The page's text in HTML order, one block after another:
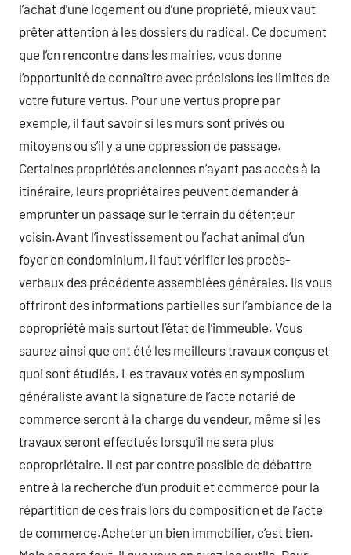
l’achat d’une logement ou d’une propriété, mieux vaut
prêter attention à les dossiers du radical. Ce document
que l’on rencontre dans les mairies, vous donne
l’opportunité de connaître avec précisions les limites de
votre future vertus. Pour une vertus propre par
exemple, il faut savoir si les murs sont privés ou
mitoyens ou s’il y a une oppression de passage.
Certaines propriétés anciennes n’ayant pas accès à la
itinéraire, leurs propriétaires peuvent demander à
emprunter un passage sur le terrain du détenteur
voisin.Avant l’investissement ou l’achat animal d’un
foyer en condominium, il faut vérifier les procès-
verbaux des précédente assemblées générales. Ils vous
offriront des informations partielles sur l’ambiance de la
copropriété mais surtout l’état de l’immeuble. Vous
saurez ainsi que ont été les meilleurs travaux conçus et
quoi sont étudiés. Les travaux votés en symposium
généraliste avant la signature de l’acte notarié de
commerce seront à la charge du vendeur, même si les
travaux seront effectués lorsqu’il ne sera plus
copropriétaire. Il est par contre possible de débattre
entre à la recherche d’un produit et commerce pour la
répartition de ces frais lors du composition et de l’acte
de commerce.Acheter un bien immobilier, c’est bien.